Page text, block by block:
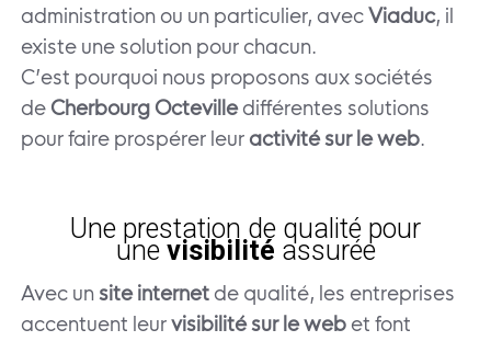
administration ou un particulier, avecViaduc, il
existe une solution pour chacun.
C’est pourquoi nous proposons aux sociétés
de Cherbourg Octevilledifférentes solutions
pour faire prospérer leur activité sur le web.
Une prestation de qualité pour
une visibilité assurée
Avec unsite internet de qualité, les entreprises
accentuent leurvisibilité sur le web et font